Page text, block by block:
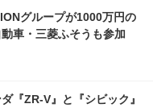
グループが1000万円の
車・三菱ふそうも参加
『ZR-V』と『シビック』